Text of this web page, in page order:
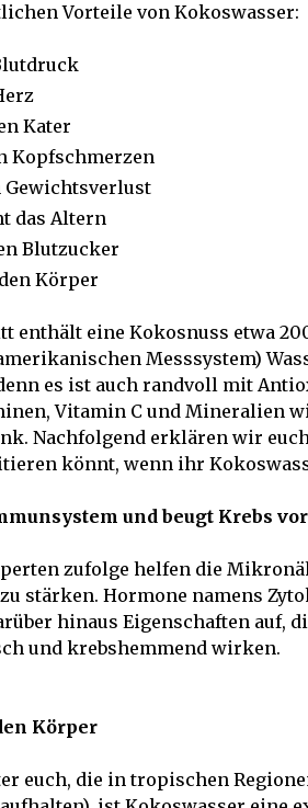
Vorteile von Kokoswasser:
Kater
Kopfschmerzen
Gewichtsverlust
das Altern
Blutzucker
Körper
enthält eine Kokosnuss etwa
Messsystem)
es ist auch randvoll mit
Vitamin C und Mineralien
Nachfolgend erklären wir
könnt, wenn ihr
und beugt Krebs vor
zufolge helfen die
stärken. Hormone namens
hinaus Eigenschaften auf,
und krebshemmend wirken.
Körper
euch, die in tropischen